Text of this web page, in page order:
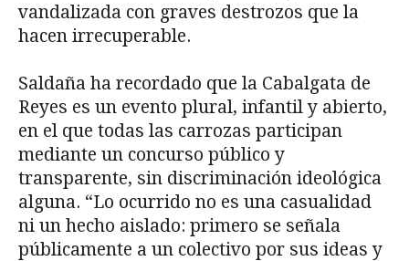
vandalizada con graves destrozos que la
hacen irrecuperable.
Saldaña ha recordado que la Cabalgata de
Reyes es un evento plural, infantil y abierto,
en el que todas las carrozas participan
mediante un concurso público y
transparente, sin discriminación ideológica
alguna. “Lo ocurrido no es una casualidad
ni un hecho aislado: primero se señala
públicamente a un colectivo por sus ideas y